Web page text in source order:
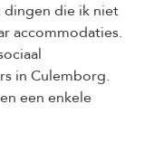
dingen die ik niet
accommodaties.
in Culemborg.
een enkele